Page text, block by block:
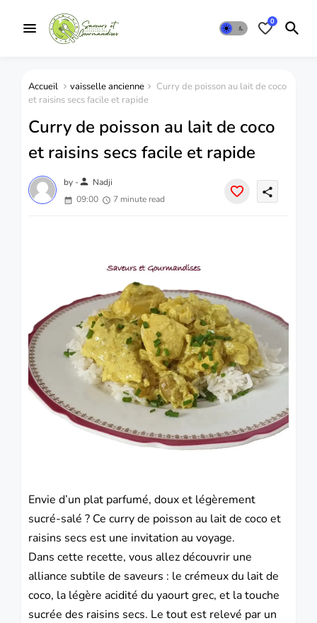
0
Accueil vaisselle ancienne
Curry de poisson au lait de coco
et raisins secs facile et rapide
Curry de poisson au lait de coco
et raisins secs facile et rapide
by -person Nadji
09:00
7 minute read
share
Envie d’un plat parfumé, doux et légèrement
sucré-salé ? Ce curry de poisson au lait de coco et
raisins secs est une invitation au voyage.
Dans cette recette, vous allez découvrir une
alliance subtile de saveurs : le crémeux du lait de
coco, la légère acidité du yaourt grec, et la touche
sucrée des raisins secs. Le tout est relevé par un